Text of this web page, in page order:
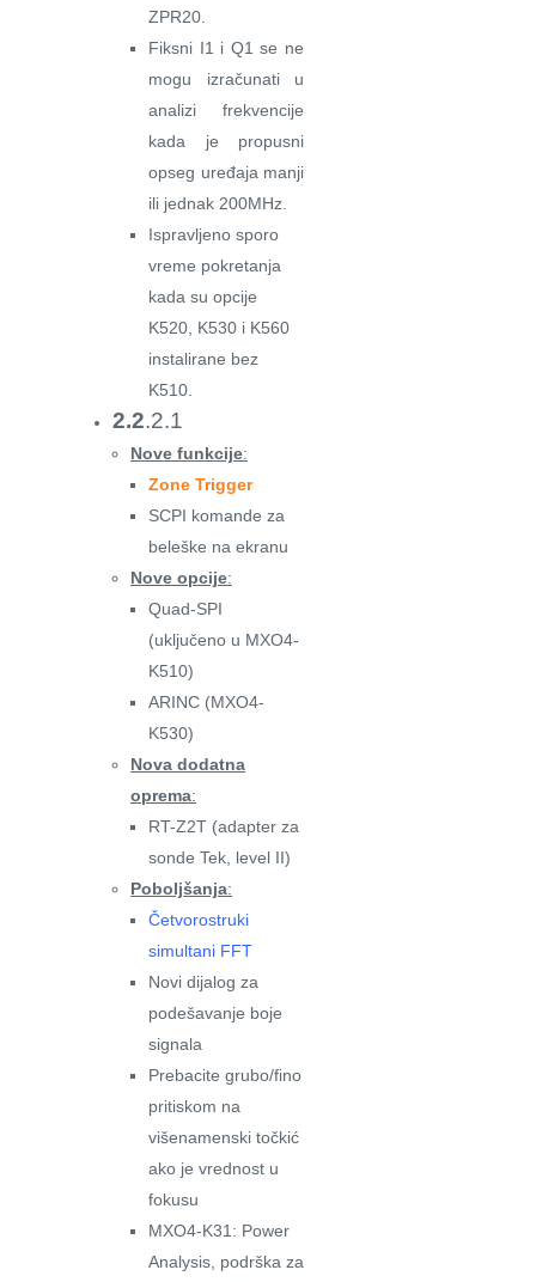
ZPR20.
Fiksni I1 i Q1 se ne
mogu izračunati u
analizi frekvencije
kada je propusni
opseg uređaja manji
ili jednak 200MHz.
Ispravljeno sporo
vreme pokretanja
kada su opcije
K520, K530 i K560
instalirane bez
K510.
2.2.2.1
Nove funkcije:
Zone Trigger
SCPI komande za
beleške na ekranu
Nove opcije:
Quad-SPI
(uključeno u MXO4-
K510)
ARINC (MXO4-
K530)
Nova dodatna
oprema:
RT-Z2T (adapter za
sonde Tek, level II)
Poboljšanja:
Četvorostruki
simultani FFT
Novi dijalog za
podešavanje boje
signala
Prebacite grubo/fino
pritiskom na
višenamenski točkić
ako je vrednost u
fokusu
MXO4-K31: Power
Analysis, podrška za